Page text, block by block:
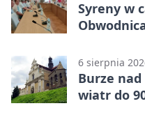
Syreny w
6 sierpnia
Burze nad
wiatr do